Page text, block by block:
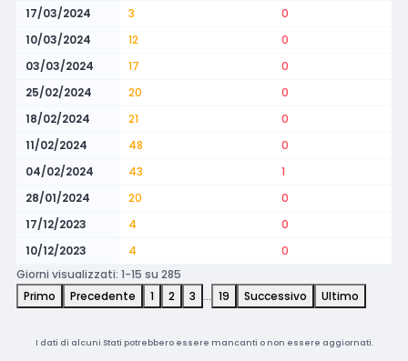
17/03/2024
3
0
10/03/2024
12
0
03/03/2024
17
0
25/02/2024
20
0
18/02/2024
21
0
11/02/2024
48
0
04/02/2024
43
1
28/01/2024
20
0
17/12/2023
4
0
10/12/2023
4
0
Giorni visualizzati: 1-15 su 285
Primo
Precedente 1 2 3 … 19 Successivo Ultimo
I dati di alcuni Stati potrebbero essere mancanti o non essere aggiornati.